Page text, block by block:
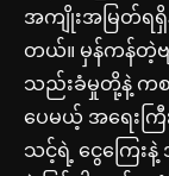
အကျိုးအမြတ်ရရှိ
တယ်။ မှန်ကန်တဲ့
သည်းခံမှုတို့နဲ့ ကစ
ပေမယ့် အရေးကြီ
သင့်ရဲ့ ငွေကြေး